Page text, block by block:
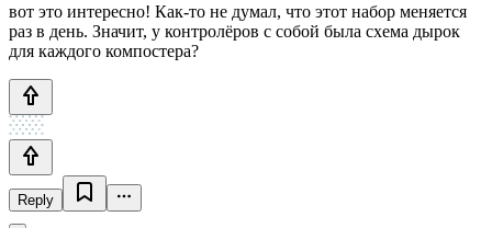
вот это интересно! Как-то не думал, что этот набор меняется
раз в день. Значит, у контролёров с собой была схема дырок
для каждого компостера?
Reply